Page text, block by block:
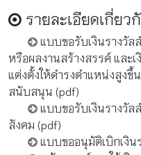
รายละเอียดเกี่ยว
แบบขอรับเงินรางวัล
หรือผลงานสร้างสรรค์ แล
แต่งตั้งให้ดำรงตำแหน่งสูงขึ้
สนับสนุน (pdf)
แบบขอรับเงินรางวั
สังคม (pdf)
แบบขออนุมัติเบิกเงิน